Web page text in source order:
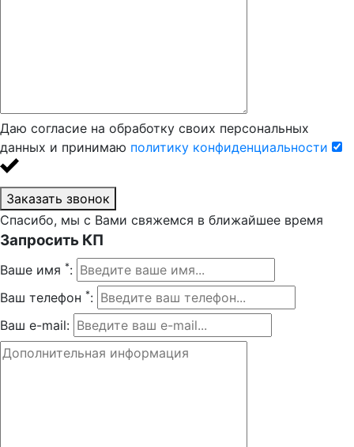
Даю согласие на обработку своих персональных
данных и принимаю политику конфиденциальности
Заказать звонок
Спасибо, мы с Вами свяжемся в ближайшее время
Запросить КП
Ваше имя *:
Ваш телефон *:
Ваш e-mail: